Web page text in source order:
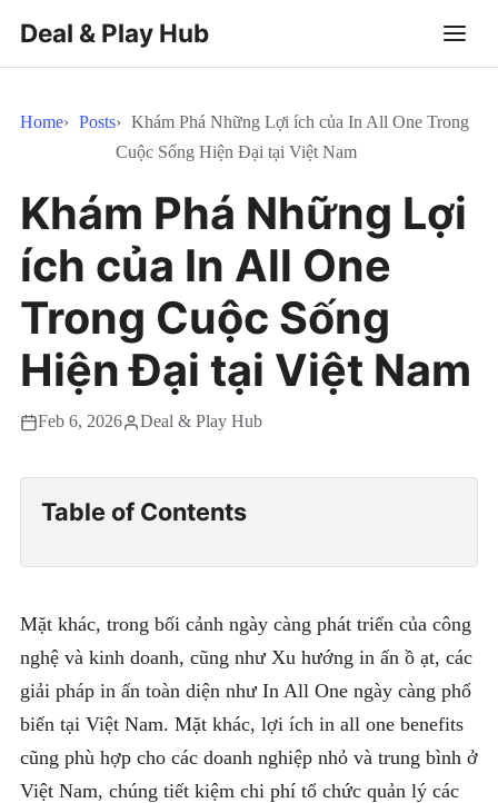
Deal & Play Hub
Home Posts
Khám Phá Những Lợi ích của In All One Trong
Cuộc Sống Hiện Đại tại Việt Nam
Khám Phá Những Lợi
ích của In All One
Trong Cuộc Sống
Hiện Đại tại Việt Nam
Feb 6, 2026 Deal & Play Hub
Table of Contents
Mặt khác, trong bối cảnh ngày càng phát triển của công
nghệ và kinh doanh, cũng như Xu hướng in ấn ồ ạt, các
giải pháp in ấn toàn diện như In All One ngày càng phổ
biến tại Việt Nam. Mặt khác, lợi ích in all one benefits
cũng phù hợp cho các doanh nghiệp nhỏ và trung bình ở
Việt Nam, chúng tiết kiệm chi phí tổ chức quản lý các